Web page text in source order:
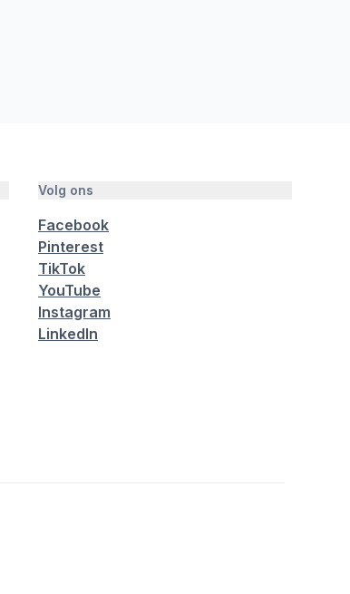
Volg ons
Facebook
Pinterest
TikTok
YouTube
Instagram
LinkedIn